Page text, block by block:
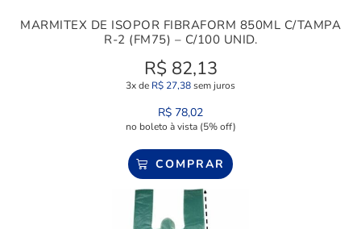
MARMITEX DE ISOPOR FIBRAFORM 850ML C/TAMPA
R-2 (FM75) – C/100 UNID.
R$ 82,13
3x de R$ 27,38sem juros
R$ 78,02
no boleto à vista (5% off)
COMPRAR